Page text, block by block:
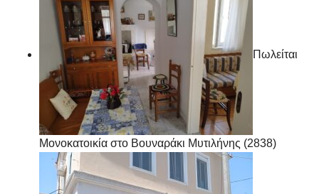
Πωλείται
Μονοκατοικία στο Βουναράκι Μυτιλήνης (2838)